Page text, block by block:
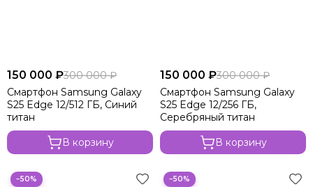
150 000 ₽300 000 ₽
Смартфон Samsung Galaxy
S25 Edge 12/512 ГБ, Синий
титан
В корзину
150 000 ₽300 000 ₽
Смартфон Samsung Galaxy
S25 Edge 12/256 ГБ,
Серебряный титан
В корзину
−50% −50%